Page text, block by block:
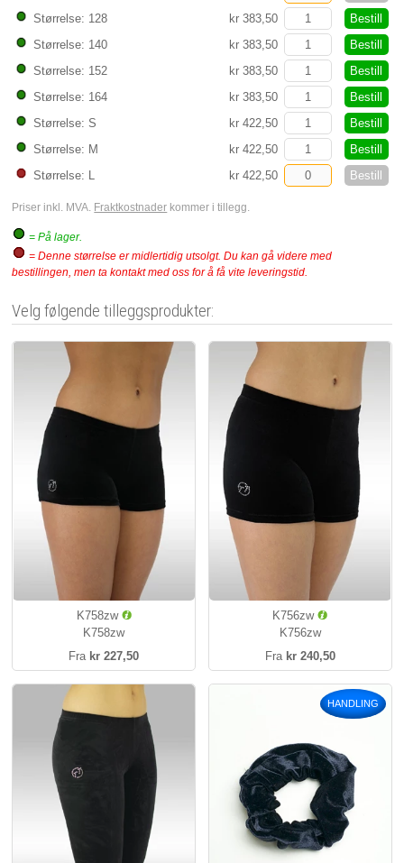
Størrelse: 128
kr 383,50
Bestill
Størrelse: 140
kr 383,50
Bestill
Størrelse: 152
kr 383,50
Bestill
Størrelse: 164
kr 383,50
Bestill
Størrelse: S
kr 422,50
Bestill
Størrelse: M
kr 422,50
Bestill
Størrelse: L
kr 422,50 Bestill
Priser inkl. MVA. Fraktkostnader kommer i tillegg.
= På lager.
= Denne størrelse er midlertidig utsolgt. Du kan gå videre med
bestillingen, men ta kontakt med oss for å få vite leveringstid.
Velg følgende tilleggsprodukter:
K758zw
K758zw
Fra kr 227,50
K756zw
K756zw
Frakr 240,50
HANDLING